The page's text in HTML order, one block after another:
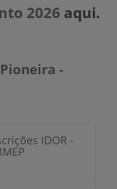
2026 aqui.
-
IDOR -